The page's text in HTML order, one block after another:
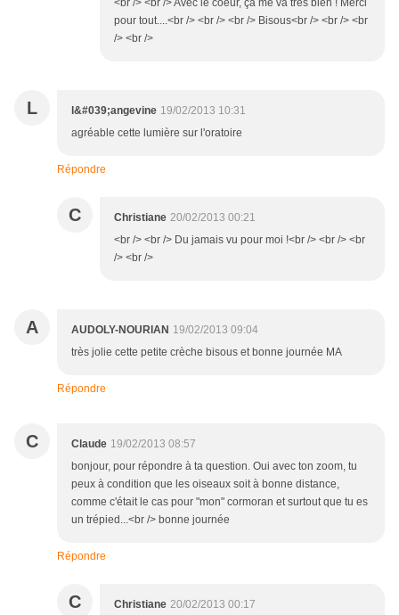
<br /> <br /> Avec le coeur, ça me va très bien ! Merci
pour tout....<br /> <br /> <br /> Bisous<br /> <br /> <br
/> <br />
L l&#039;angevine 19/02/2013 10:31
agréable cette lumière sur l'oratoire
Répondre
C Christiane 20/02/2013 00:21
<br /> <br /> Du jamais vu pour moi !<br /> <br /> <br
/> <br />
A AUDOLY-NOURIAN 19/02/2013 09:04
très jolie cette petite crèche bisous et bonne journée MA
Répondre
C Claude 19/02/2013 08:57
bonjour, pour répondre à ta question. Oui avec ton zoom, tu
peux à condition que les oiseaux soit à bonne distance,
comme c'était le cas pour "mon" cormoran et surtout que tu es
un trépied...<br /> bonne journée
Répondre
C Christiane 20/02/2013 00:17